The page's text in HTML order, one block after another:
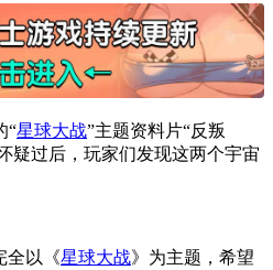
“星球大战”主题资料片“反叛
怀疑过后，玩家们发现这两个宇宙
全以《星球大战》为主题，希望